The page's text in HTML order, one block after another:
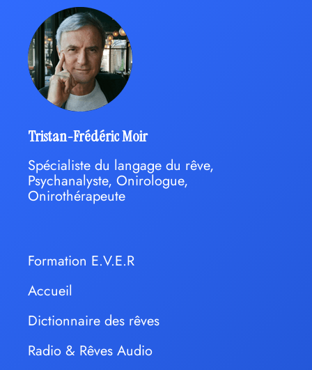
Tristan-Frédéric Moir
Spécialiste du langage du rêve,
Psychanalyste, Onirologue,
Onirothérapeute
Formation E.V.E.R
Accueil
Dictionnaire des rêves
Radio & Rêves Audio